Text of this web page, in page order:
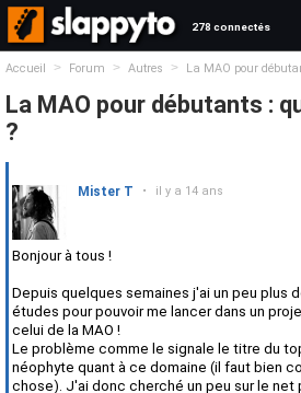
278 connectés
Accueil > Forum > Autres > La MAO pour
La MAO pour débutants :
?
Mister T • il y a 14 ans
Bonjour à tous !
Depuis quelques semaines j'ai un peu plus
études pour pouvoir me lancer dans un
celui de la MAO !
Le problème comme le signale le titre du
néophyte quant à ce domaine (il faut bien
chose). J'ai donc cherché un peu sur le net